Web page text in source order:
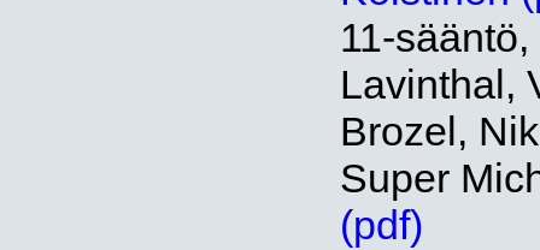
11-
Lavinthal,
Brozel,
Super
(pdf)